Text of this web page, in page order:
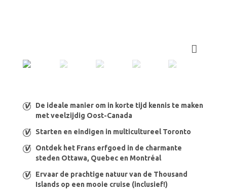
De ideale manier om in korte tijd kennis te maken
met veelzijdig Oost-Canada
Starten en eindigen in multicultureel Toronto
Ontdek het Frans erfgoed in de charmante
steden Ottawa, Quebec en Montréal
Ervaar de prachtige natuur van de Thousand
Islands op een mooie cruise (inclusief!)